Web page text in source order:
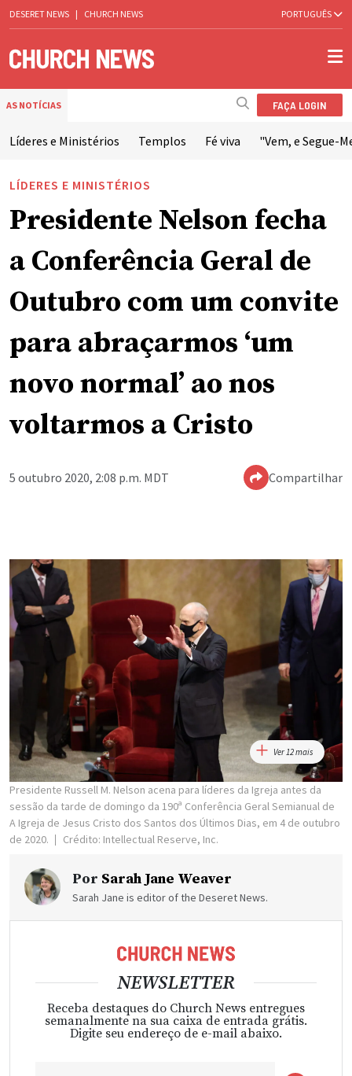
DESERET NEWS | CHURCH NEWS PORTUGUÊS
AS NOTÍCIAS FAÇA LOGIN
Líderes e Ministérios Templos Fé viva "Vem, e Segue-
LÍDERES E MINISTÉRIOS
Presidente Nelson fecha
a Conferência Geral de
Outubro com um convite
para abraçarmos ‘um
novo normal’ ao nos
voltarmos a Cristo
5 outubro 2020, 2:08 p.m. MDT Compartilhar
Ver 12 mais
Presidente Russell M. Nelson acena para líderes da Igreja antes da
sessão da tarde de domingo da 190ª Conferência Geral Semianual de
A Igreja de Jesus Cristo dos Santos dos Últimos Dias, em 4 de outubro
de 2020.
Crédito: Intellectual Reserve, Inc.
Por Sarah Jane Weaver
Sarah Jane is editor of the Deseret News.
NEWSLETTER
Receba destaques do Church News entregues
semanalmente na sua caixa de entrada grátis.
Digite seu endereço de e-mail abaixo.